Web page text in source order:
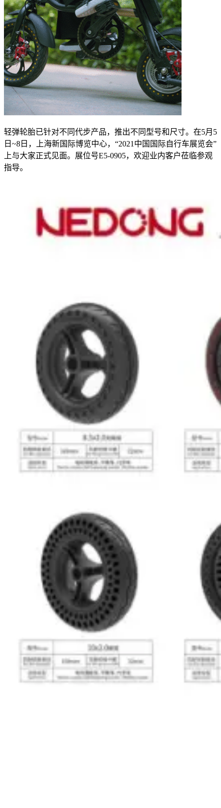
轻弹轮胎已针对不同代步产品，推出不同型号和尺寸。在5月5
日~8日，上海新国际博览中心，“2021中国国际自行车展览会”
上与大家正式见面。展位号E5-0905，欢迎业内客户莅临参观
指导。